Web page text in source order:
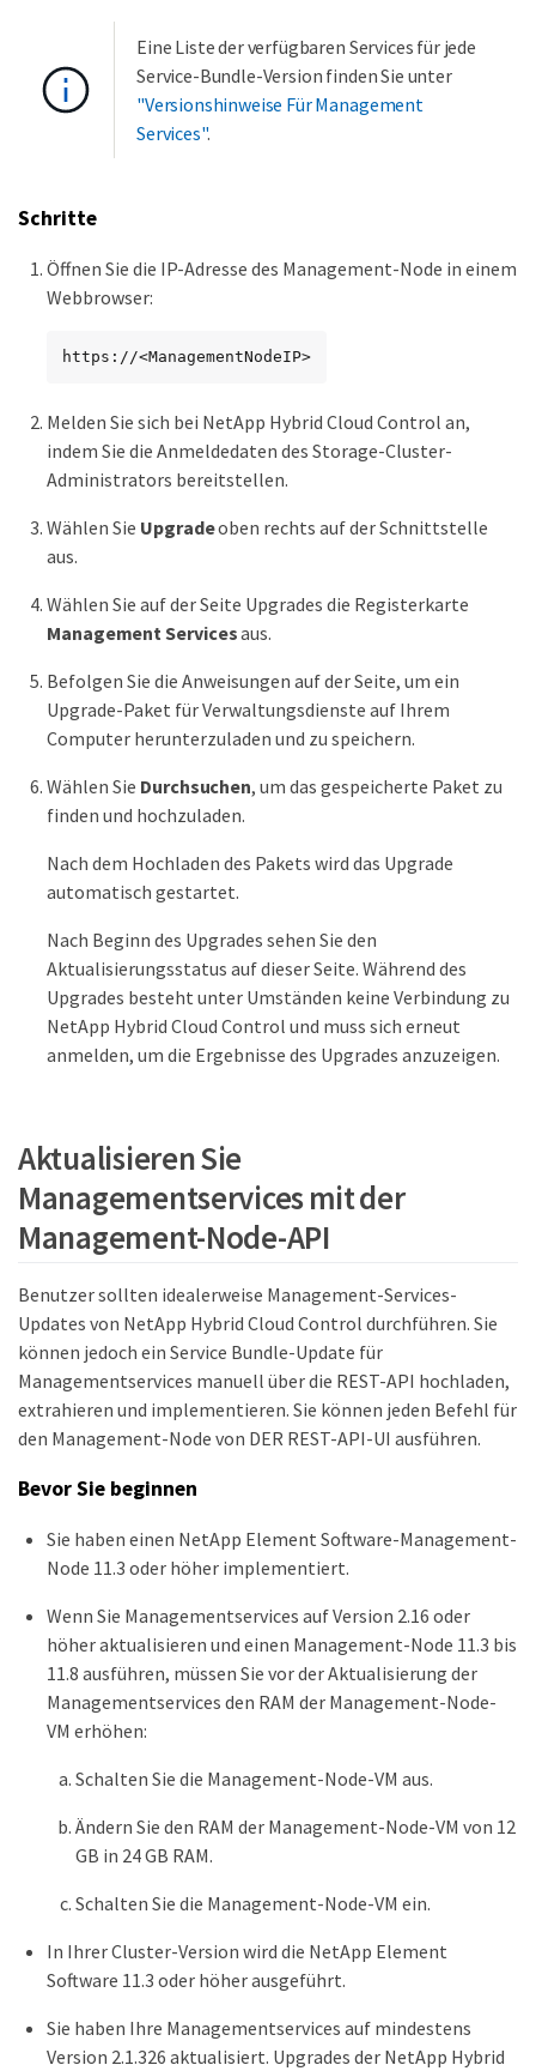
Eine Liste der verfügbaren Services für jede
Service-Bundle-Version finden Sie unter
"Versionshinweise Für Management
Services".
Schritte
Öffnen Sie die IP-Adresse des Management-Node in einem
Webbrowser:
https://<ManagementNodeIP>
Melden Sie sich bei NetApp Hybrid Cloud Control an,
indem Sie die Anmeldedaten des Storage-Cluster-
Administrators bereitstellen.
Wählen Sie Upgradeoben rechts auf der Schnittstelle
aus.
Wählen Sie auf der Seite Upgrades die Registerkarte
Management Servicesaus.
Befolgen Sie die Anweisungen auf der Seite, um ein
Upgrade-Paket für Verwaltungsdienste auf Ihrem
Computer herunterzuladen und zu speichern.
Wählen Sie Durchsuchen, um das gespeicherte Paket zu
finden und hochzuladen.
Nach dem Hochladen des Pakets wird das Upgrade
automatisch gestartet.
Nach Beginn des Upgrades sehen Sie den
Aktualisierungsstatus auf dieser Seite. Während des
Upgrades besteht unter Umständen keine Verbindung zu
NetApp Hybrid Cloud Control und muss sich erneut
anmelden, um die Ergebnisse des Upgrades anzuzeigen.
Aktualisieren Sie
Managementservices mit der
Management-Node-API
Benutzer sollten idealerweise Management-Services-
Updates von NetApp Hybrid Cloud Control durchführen. Sie
können jedoch ein Service Bundle-Update für
Managementservices manuell über die REST-API hochladen,
extrahieren und implementieren. Sie können jeden Befehl für
den Management-Node von DER REST-API-UI ausführen.
Bevor Sie beginnen
Sie haben einen NetApp Element Software-Management-
Node 11.3 oder höher implementiert.
Wenn Sie Managementservices auf Version 2.16 oder
höher aktualisieren und einen Management-Node 11.3 bis
11.8 ausführen, müssen Sie vor der Aktualisierung der
Managementservices den RAM der Management-Node-
VM erhöhen:
Schalten Sie die Management-Node-VM aus.
Ändern Sie den RAM der Management-Node-VM von 12
GB in 24 GB RAM.
Schalten Sie die Management-Node-VM ein.
In Ihrer Cluster-Version wird die NetApp Element
Software 11.3 oder höher ausgeführt.
Sie haben Ihre Managementservices auf mindestens
Version 2.1.326 aktualisiert. Upgrades der NetApp Hybrid